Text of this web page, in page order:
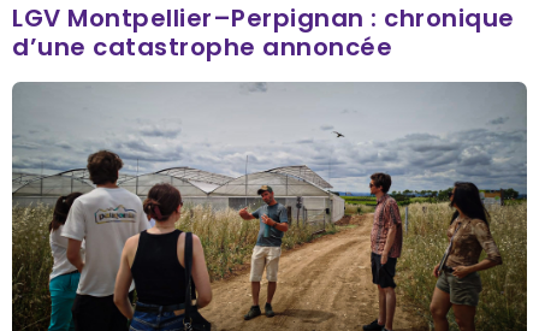
LGV Montpellier–Perpignan : chronique
d’une catastrophe annoncée